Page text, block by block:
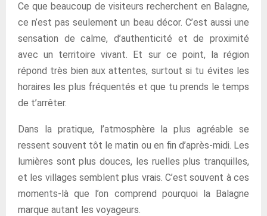
Ce que beaucoup de visiteurs recherchent en Balagne,
ce n’est pas seulement un beau décor. C’est aussi une
sensation de calme, d’authenticité et de proximité
avec un territoire vivant. Et sur ce point, la région
répond très bien aux attentes, surtout si tu évites les
horaires les plus fréquentés et que tu prends le temps
de t’arrêter.
Dans la pratique, l’atmosphère la plus agréable se
ressent souvent tôt le matin ou en fin d’après-midi. Les
lumières sont plus douces, les ruelles plus tranquilles,
et les villages semblent plus vrais. C’est souvent à ces
moments-là que l’on comprend pourquoi la Balagne
marque autant les voyageurs.